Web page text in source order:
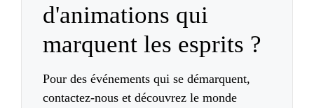
d'animations qui
marquent les esprits ?
Pour des événements qui se démarquent,
contactez-nous et découvrez le monde